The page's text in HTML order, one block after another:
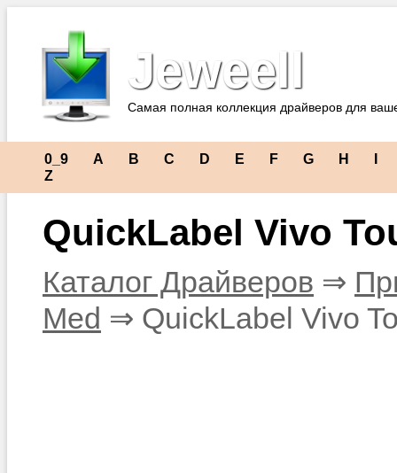
Jeweell
Самая полная коллекция драйверов для
0_9 A B C D E F G H
Z
QuickLabel Vivo
Каталог Драйверов ⇒
Med ⇒ QuickLabel Vivo